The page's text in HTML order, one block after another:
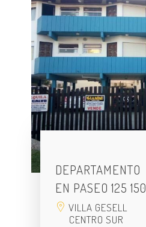
DEPARTAMENTO
EN PASEO 125 150
VILLA GESELL
CENTRO SUR